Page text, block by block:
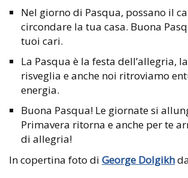
Nel giorno di Pasqua, possano il
circondare la tua casa. Buona
tuoi cari.
La Pasqua è la festa dell’allegria,
risveglia e anche noi ritroviamo
energia.
Buona Pasqua! Le giornate si
Primavera ritorna e anche per te
di allegria!
In copertina foto di George Dolgikh